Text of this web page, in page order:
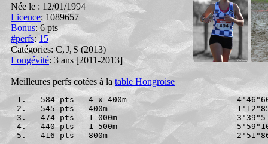
Née le : 12/01/1994
Licence: 1089657
Bonus: 6 pts
#perfs:15
Catégories: C,J, S (2013)
Longévité: 3 ans [2011-2013]
Meilleures perfs cotées à la table Hongroise
1.   584 pts   4 x 400m
2.   545 pts   400m
3.   474 pts   1 000m
4.   440 pts   1 500m
5.   416 pts   800m